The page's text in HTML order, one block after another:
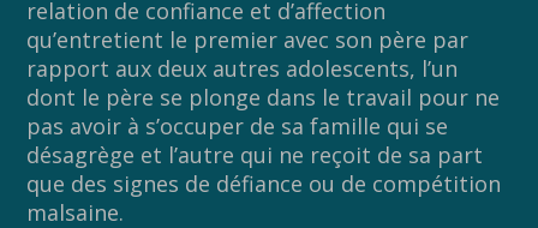
relation de confiance et d’affection
qu’entretient le premier avec son père par
rapport aux deux autres adolescents, l’un
dont le père se plonge dans le travail pour ne
pas avoir à s’occuper de sa famille qui se
désagrège et l’autre qui ne reçoit de sa part
que des signes de défiance ou de compétition
malsaine.